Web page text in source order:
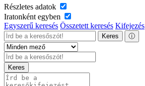
Részletes adatok
Iratonként egyben
Egyszerű keresés Összetett keresés Kifejezés
Keres ⓘ
Keres